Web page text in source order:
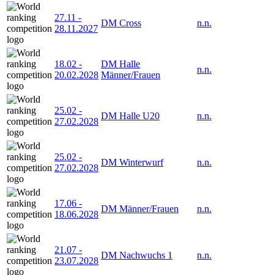
27.11 -
28.11.2027
DM Cross n.n.
18.02 -
20.02.2028
DM Halle
Männer/Frauen
n.n.
25.02 -
27.02.2028
DM Halle U20 n.n.
25.02 -
27.02.2028
DM Winterwurf n.n.
17.06 -
18.06.2028
DM Männer/Frauen n.n.
21.07 -
23.07.2028
DM Nachwuchs 1 n.n.